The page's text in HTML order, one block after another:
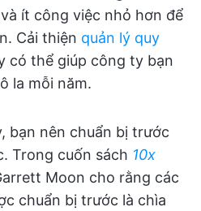
ít công việc nhỏ hơn để
Cải thiện quản lý quy
có thể giúp công ty bạn
la mỗi năm.
bạn nên chuẩn bị trước
Trong cuốn sách 10x
Moon cho rằng các
chuẩn bị trước là chìa